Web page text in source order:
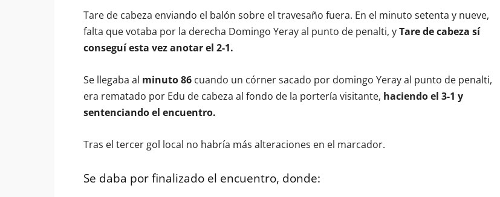
Tare de cabeza enviando el balón sobre el travesaño fuera. En el minuto setenta y nueve,
falta que votaba por la derecha Domingo Yeray al punto de penalti, yTare de cabeza sí
conseguí esta vez anotar el 2-1.
Se llegaba al minuto 86 cuando un córner sacado por domingo Yeray al punto de penalti,
era rematado por Edu de cabeza al fondo de la portería visitante, haciendo el 3-1 y
sentenciando el encuentro.
Tras el tercer gol local no habría más alteraciones en el marcador.
Se daba por finalizado el encuentro, donde: